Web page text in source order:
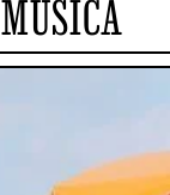
MUSICA